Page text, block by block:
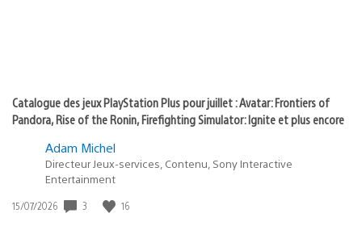
Catalogue des jeux PlayStation Plus pour juillet : Avatar: Frontiers of
Pandora, Rise of the Ronin, Firefighting Simulator: Ignite et plus encore
Adam Michel
Directeur Jeux-services, Contenu, Sony Interactive
Entertainment
Date
15/07/2026 3 16